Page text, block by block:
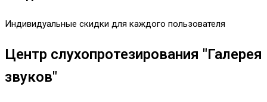
Индивидуальные скидки для каждого пользователя
Центр слухопротезирования "Галерея
звуков"